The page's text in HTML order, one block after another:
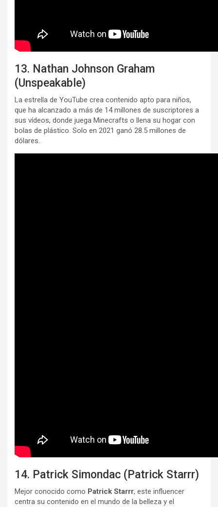
13. Nathan Johnson Graham
(Unspeakable)
La estrella de YouTube crea contenido apto para niños,
que ha alcanzado a más de 14 millones de suscriptores a
sus vídeos, donde juega Minecrafts o llena su hogar con
bolas de plástico. Solo en 2021 ganó 28.5 millones de
dólares.
14. Patrick Simondac (Patrick Starrr)
Mejor conocido como Patrick Starrr, este influencer
centra su contenido en el mundo de la belleza y el